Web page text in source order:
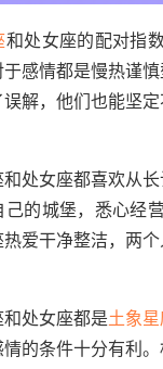
和处女座的配对指
于感情都是慢热谨
解，他们也能坚
女座都喜欢从长
己的城堡，悉心经
爱干净整洁，两
处女座都是土象
情的条件十分有利